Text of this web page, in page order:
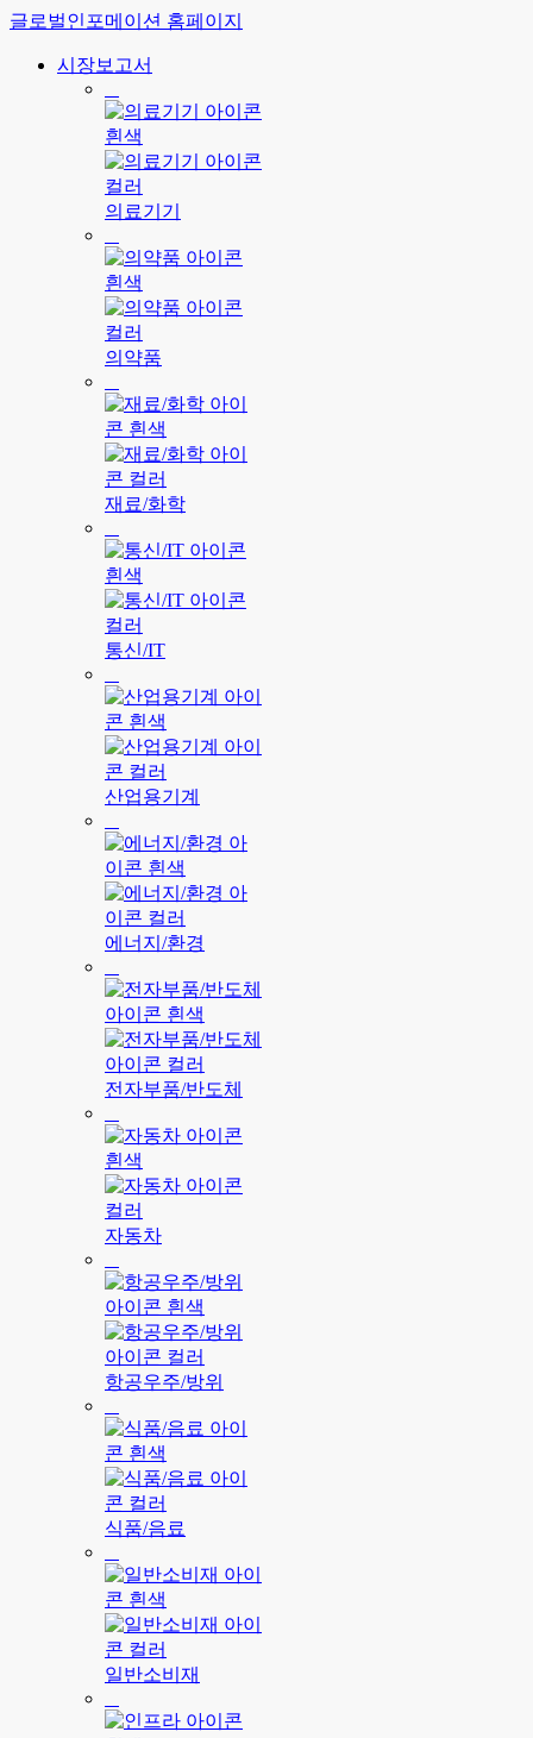
글로벌인포메이션 홈페이지
시장보고서
의료기기
의약품
재료/화학
통신/IT
산업용기계
에너지/환경
전자부품/반도체
자동차
항공우주/방위
식품/음료
일반소비재